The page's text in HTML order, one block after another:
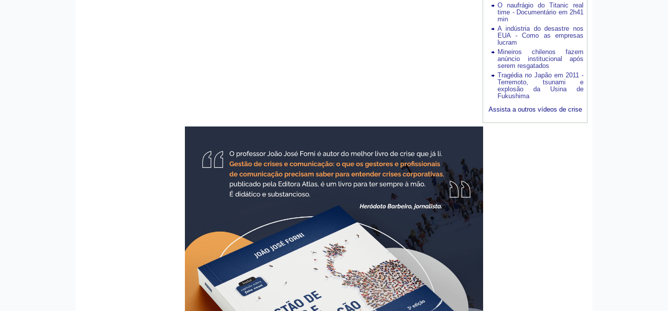
O naufrágio do Titanic real
time - Documentário em 2h41
min
A indústria do desastre nos
EUA - Como as empresas
lucram
Mineiros chilenos fazem
anúncio institucional após
serem resgatados
Tragédia no Japão em 2011 -
Terremoto, tsunami e
explosão da Usina de
Fukushima
Assista a outros vídeos de crise